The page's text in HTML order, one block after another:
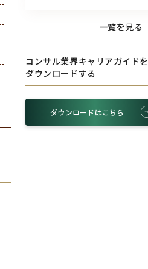
一覧を見る
コンサル業界キャリアガイドを
ダウンロードする
ダウンロードはこちら